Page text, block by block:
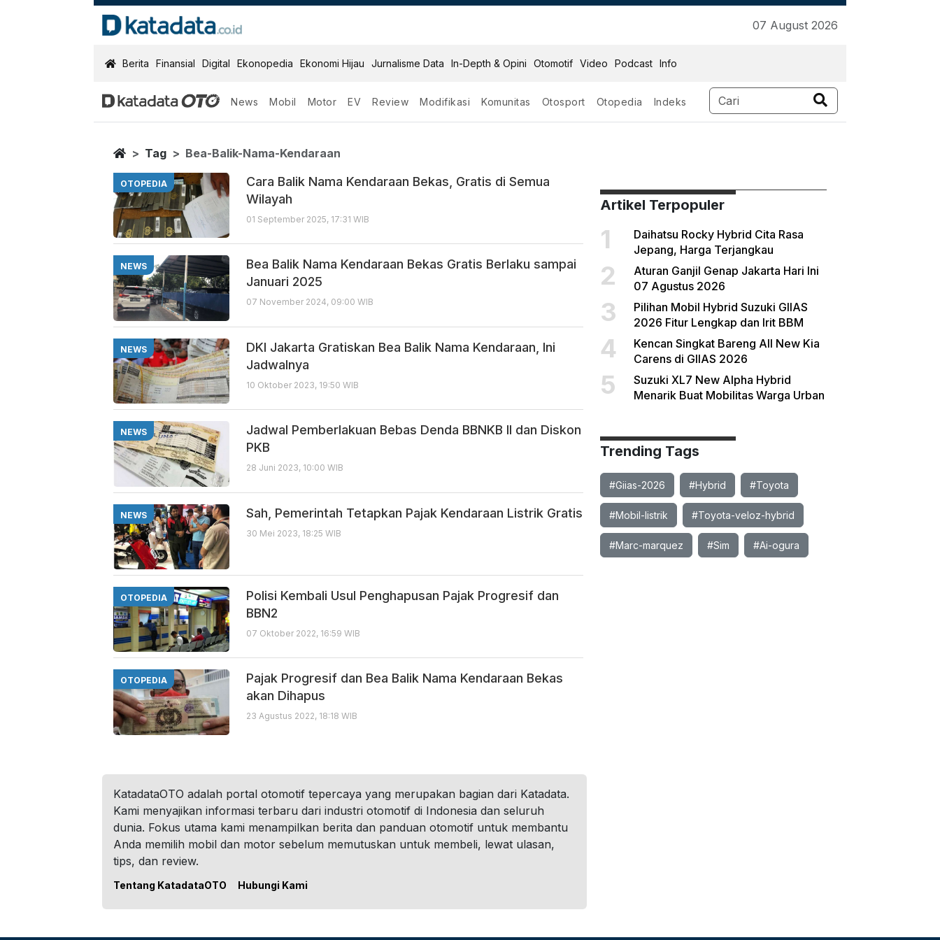
07 August 2026
KatadataOTO
Berita Finansial Digital Ekonopedia Ekonomi Hijau Jurnalisme Data In-Depth & Opini Otomotif Video Podcast Info
News Mobil Motor EV Review Modifikasi Komunitas Otosport Otopedia Indeks
Bea Balik Nama Kendaraan
Berita Terbaru
Home
Tag Bea-Balik-Nama-Kendaraan
OTOPEDIA
Cara Balik Nama Kendaraan Bekas, Gratis di Semua
Wilayah
01 September 2025, 17:31 WIB
NEWS
Bea Balik Nama Kendaraan Bekas Gratis Berlaku sampai
Januari 2025
07 November 2024, 09:00 WIB
NEWS
DKI Jakarta Gratiskan Bea Balik Nama Kendaraan, Ini
Jadwalnya
10 Oktober 2023, 19:50 WIB
NEWS
Jadwal Pemberlakuan Bebas Denda BBNKB II dan Diskon
PKB
28 Juni 2023, 10:00 WIB
NEWS Sah, Pemerintah Tetapkan Pajak Kendaraan Listrik Gratis
30 Mei 2023, 18:25 WIB
OTOPEDIA
Polisi Kembali Usul Penghapusan Pajak Progresif dan
BBN2
07 Oktober 2022, 16:59 WIB
OTOPEDIA
Pajak Progresif dan Bea Balik Nama Kendaraan Bekas
akan Dihapus
23 Agustus 2022, 18:18 WIB
Artikel Terpopuler
1
Daihatsu Rocky Hybrid Cita Rasa
Jepang, Harga Terjangkau
2
Aturan Ganjil Genap Jakarta Hari Ini
07 Agustus 2026
3
Pilihan Mobil Hybrid Suzuki GIIAS
2026 Fitur Lengkap dan Irit BBM
4
Kencan Singkat Bareng All New Kia
Carens di GIIAS 2026
5
Suzuki XL7 New Alpha Hybrid
Menarik Buat Mobilitas Warga Urban
Trending Tags
#Giias-2026 #Hybrid #Toyota
#Mobil-listrik #Toyota-veloz-hybrid
#Marc-marquez #Sim #Ai-ogura
KatadataOTO adalah portal otomotif tepercaya yang merupakan bagian dari Katadata.
Kami menyajikan informasi terbaru dari industri otomotif di Indonesia dan seluruh
dunia. Fokus utama kami menampilkan berita dan panduan otomotif untuk membantu
Anda memilih mobil dan motor sebelum memutuskan untuk membeli, lewat ulasan,
tips, dan review.
Tentang KatadataOTO Hubungi Kami